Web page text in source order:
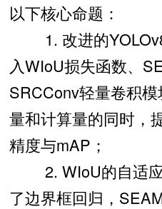
以下核心命题：
1. 改进的
入WIoU损失函数、
SRCConv轻量卷积
量和计算量的同时，
精度与mAP；
2. WIoU的自适应
了边界框回归，